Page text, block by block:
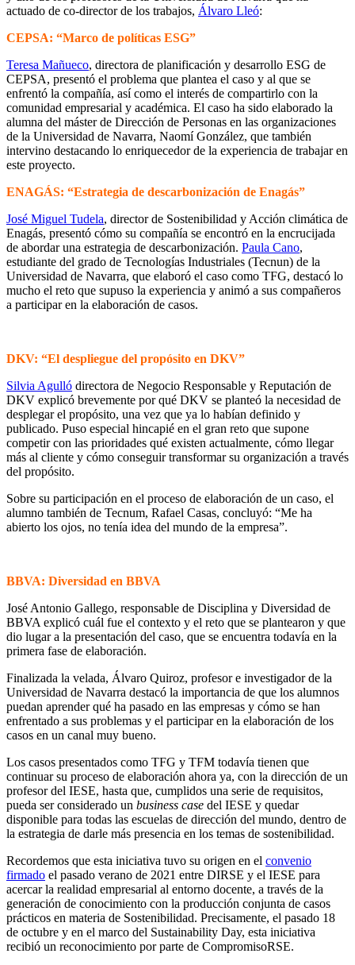
actuado de co-director de los trabajos, Álvaro Lleó:
CEPSA: “Marco de políticas ESG”
Teresa Mañueco, directora de planificación y desarrollo ESG de
CEPSA, presentó el problema que plantea el caso y al que se
enfrentó la compañía, así como el interés de compartirlo con la
comunidad empresarial y académica. El caso ha sido elaborado la
alumna del máster de Dirección de Personas en las organizaciones
de la Universidad de Navarra, Naomí González, que también
intervino destacando lo enriquecedor de la experiencia de trabajar en
este proyecto.
ENAGÁS: “Estrategia de descarbonización de Enagás”
José Miguel Tudela, director de Sostenibilidad y Acción climática de
Enagás, presentó cómo su compañía se encontró en la encrucijada
de abordar una estrategia de descarbonización. Paula Cano,
estudiante del grado de Tecnologías Industriales (Tecnun) de la
Universidad de Navarra, que elaboró el caso como TFG, destacó lo
mucho el reto que supuso la experiencia y animó a sus compañeros
a participar en la elaboración de casos.
DKV: “El despliegue del propósito en DKV”
Silvia Agulló directora de Negocio Responsable y Reputación de
DKV explicó brevemente por qué DKV se planteó la necesidad de
desplegar el propósito, una vez que ya lo habían definido y
publicado. Puso especial hincapié en el gran reto que supone
competir con las prioridades qué existen actualmente, cómo llegar
más al cliente y cómo conseguir transformar su organización a través
del propósito.
Sobre su participación en el proceso de elaboración de un caso, el
alumno también de Tecnum, Rafael Casas, concluyó: “Me ha
abierto los ojos, no tenía idea del mundo de la empresa”.
BBVA: Diversidad en BBVA
José Antonio Gallego, responsable de Disciplina y Diversidad de
BBVA explicó cuál fue el contexto y el reto que se plantearon y que
dio lugar a la presentación del caso, que se encuentra todavía en la
primera fase de elaboración.
Finalizada la velada, Álvaro Quiroz, profesor e investigador de la
Universidad de Navarra destacó la importancia de que los alumnos
puedan aprender qué ha pasado en las empresas y cómo se han
enfrentado a sus problemas y el participar en la elaboración de los
casos en un canal muy bueno.
Los casos presentados como TFG y TFM todavía tienen que
continuar su proceso de elaboración ahora ya, con la dirección de un
profesor del IESE, hasta que, cumplidos una serie de requisitos,
pueda ser considerado un business case del IESE y quedar
disponible para todas las escuelas de dirección del mundo, dentro de
la estrategia de darle más presencia en los temas de sostenibilidad.
Recordemos que esta iniciativa tuvo su origen en el convenio
firmado el pasado verano de 2021 entre DIRSE y el IESE para
acercar la realidad empresarial al entorno docente, a través de la
generación de conocimiento con la producción conjunta de casos
prácticos en materia de Sostenibilidad. Precisamente, el pasado 18
de octubre y en el marco del Sustainability Day, esta iniciativa
recibió un reconocimiento por parte de CompromisoRSE.